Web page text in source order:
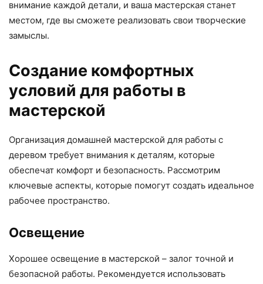
внимание каждой детали, и ваша мастерская станет
местом, где вы сможете реализовать свои творческие
замыслы.
Создание комфортных
условий для работы в
мастерской
Организация домашней мастерской для работы с
деревом требует внимания к деталям, которые
обеспечат комфорт и безопасность. Рассмотрим
ключевые аспекты, которые помогут создать идеальное
рабочее пространство.
Освещение
Хорошее освещение в мастерской – залог точной и
безопасной работы. Рекомендуется использовать